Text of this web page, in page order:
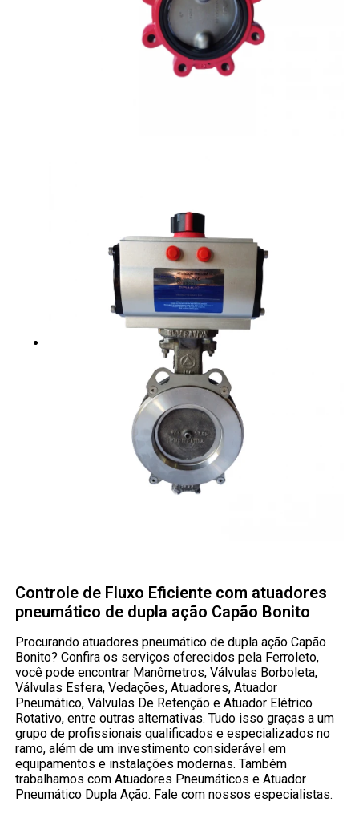
Controle de Fluxo Eficiente com atuadores
pneumático de dupla ação Capão Bonito
Procurando atuadores pneumático de dupla ação Capão
Bonito? Confira os serviços oferecidos pela Ferroleto,
você pode encontrar Manômetros, Válvulas Borboleta,
Válvulas Esfera, Vedações, Atuadores, Atuador
Pneumático, Válvulas De Retenção e Atuador Elétrico
Rotativo, entre outras alternativas. Tudo isso graças a um
grupo de profissionais qualificados e especializados no
ramo, além de um investimento considerável em
equipamentos e instalações modernas. Também
trabalhamos com Atuadores Pneumáticos e Atuador
Pneumático Dupla Ação. Fale com nossos especialistas.